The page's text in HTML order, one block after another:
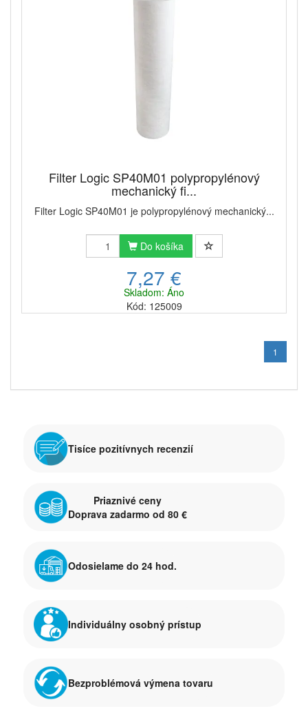
Filter Logic SP40M01 polypropylénový
mechanický fi...
Filter Logic SP40M01 je polypropylénový mechanický...
Do košíka
7,27 €
Skladom: Áno
Kód: 125009
1
Tisíce pozitívnych recenzií
Priaznivé ceny
Doprava zadarmo od 80 €
Odosielame do 24 hod.
Individuálny osobný prístup
Bezproblémová výmena tovaru